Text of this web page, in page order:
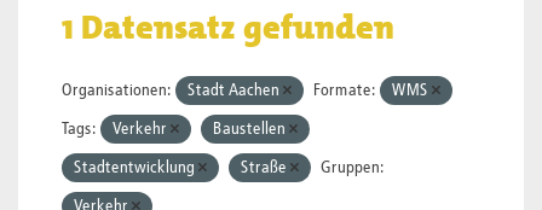
1 Datensatz gefunden
Organisationen: Stadt Aachen Formate: WMS
Tags: Verkehr Baustellen
Stadtentwicklung Straße Gruppen:
Verkehr